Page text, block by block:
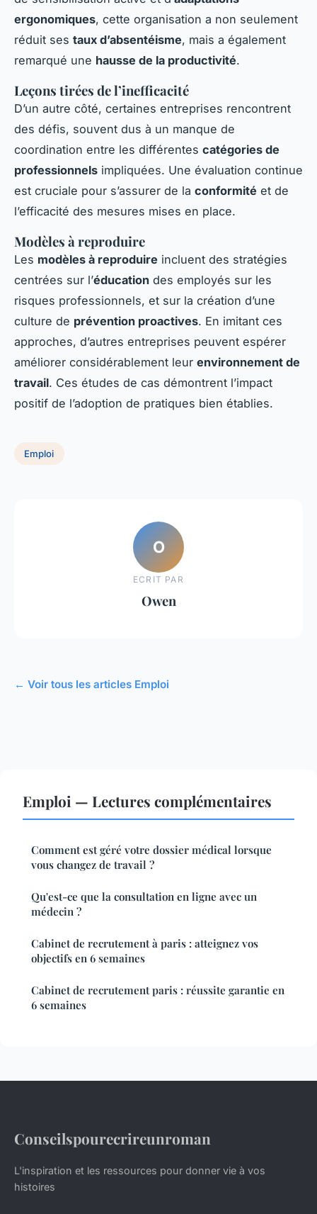
ergonomiques, cette organisation a non seulement
réduit ses taux d’absentéisme, mais a également
remarqué une hausse de la productivité.
Leçons tirées de l’inefficacité
D’un autre côté, certaines entreprises rencontrent
des défis, souvent dus à un manque de
coordination entre les différentes catégories de
professionnels impliquées. Une évaluation continue
est cruciale pour s’assurer de la conformité et de
l’efficacité des mesures mises en place.
Modèles à reproduire
Les modèles à reproduire incluent des stratégies
centrées sur l’éducation des employés sur les
risques professionnels, et sur la création d’une
culture de prévention proactives. En imitant ces
approches, d’autres entreprises peuvent espérer
améliorer considérablement leur environnement de
travail. Ces études de cas démontrent l’impact
positif de l’adoption de pratiques bien établies.
Emploi
O
ECRIT PAR
Owen
← Voir tous les articles Emploi
Emploi — Lectures complémentaires
Comment est géré votre dossier médical lorsque
vous changez de travail ?
Qu'est-ce que la consultation en ligne avec un
médecin ?
Cabinet de recrutement à paris : atteignez vos
objectifs en 6 semaines
Cabinet de recrutement paris : réussite garantie en
6 semaines
Conseilspourecrireunroman
L'inspiration et les ressources pour donner vie à vos
histoires